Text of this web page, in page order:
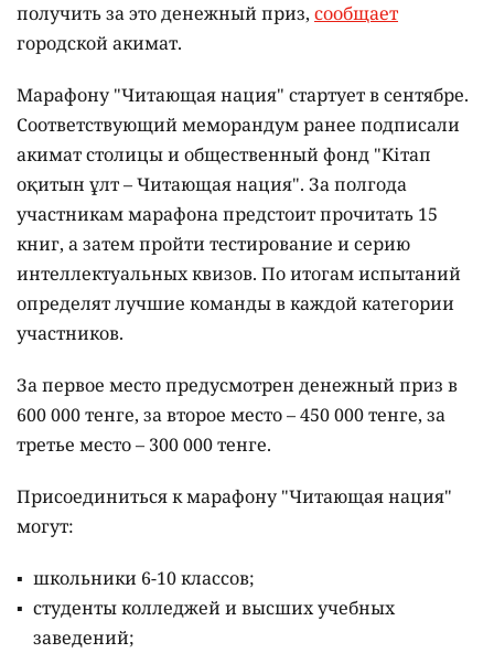
получить за это денежный приз, сообщает
городской акимат.
Марафону "Читающая нация" стартует в сентябре.
Соответствующий меморандум ранее подписали
акимат столицы и общественный фонд "Кітап
оқитын ұлт – Читающая нация". За полгода
участникам марафона предстоит прочитать 15
книг, а затем пройти тестирование и серию
интеллектуальных квизов. По итогам испытаний
определят лучшие команды в каждой категории
участников.
За первое место предусмотрен денежный приз в
600 000 тенге, за второе место – 450 000 тенге, за
третье место – 300 000 тенге.
Присоединиться к марафону "Читающая нация"
могут:
школьники 6-10 классов;
студенты колледжей и высших учебных
заведений;